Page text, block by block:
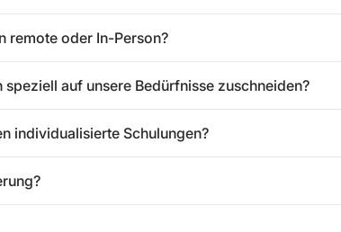
remote oder In-Person?
speziell auf unsere Bedürfnisse zuschneiden?
individualisierte Schulungen?